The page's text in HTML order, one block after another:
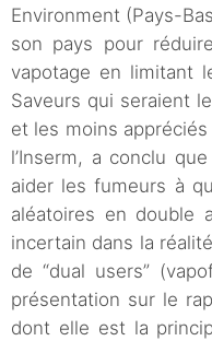
Environment (Pays-
son pays pour
vapotage en limitant
Saveurs qui seraient
et les moins
l’Inserm, a conclu
aider les fumeurs à
aléatoires en double
incertain dans la
de “dual users”
présentation sur le
dont elle est la